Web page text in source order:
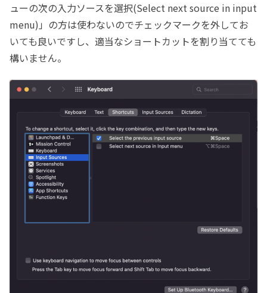
ューの次の入力ソースを選択(Select next source in input
menu)」の方は使わないのでチェックマークを外してお
いても良いですし、適当なショートカットを割り当てても
構いません。